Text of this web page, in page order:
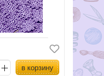
в корзину